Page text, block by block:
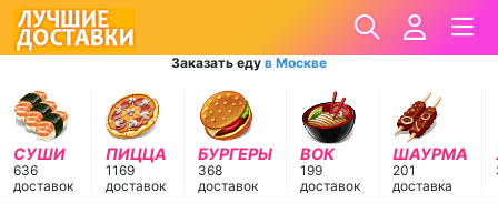
Заказать еду в Москве
СУШИ
636
доставок
ПИЦЦА
1169
доставок
БУРГЕРЫ
368
доставок
ВОК
199
доставок
ШАУРМА
201
доставка